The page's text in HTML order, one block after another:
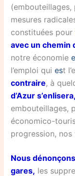
mesures
constituées pour
avec un chemin
notre économie
l’emploi quiest
contraire, à
d’Azur s’enlisera,
embouteillages,
économico-
progression,
Nous
gares, les